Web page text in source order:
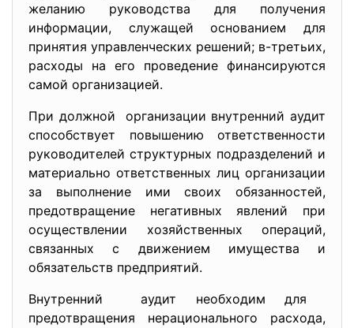
желанию руководства для получения
информации, служащей основанием для
принятия управленческих решений; в-третьих,
расходы на его проведение финансируются
самой организацией.
При должной организации внутренний аудит
способствует повышению ответственности
руководителей структурных подразделений и
материально ответственных лиц организации
за выполнение ими своих обязанностей,
предотвращение негативных явлений при
осуществлении хозяйственных операций,
связанных с движением имущества и
обязательств предприятий.
Внутренний аудит необходим для
предотвращения нерационального расхода,